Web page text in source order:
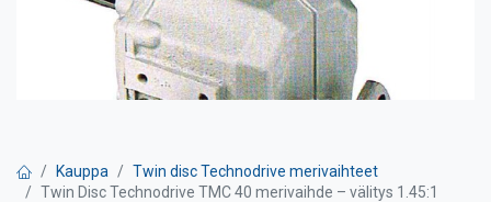
Kauppa
Twin disc Technodrive merivaihteet
Twin Disc Technodrive TMC 40 merivaihde – välitys 1.45:1